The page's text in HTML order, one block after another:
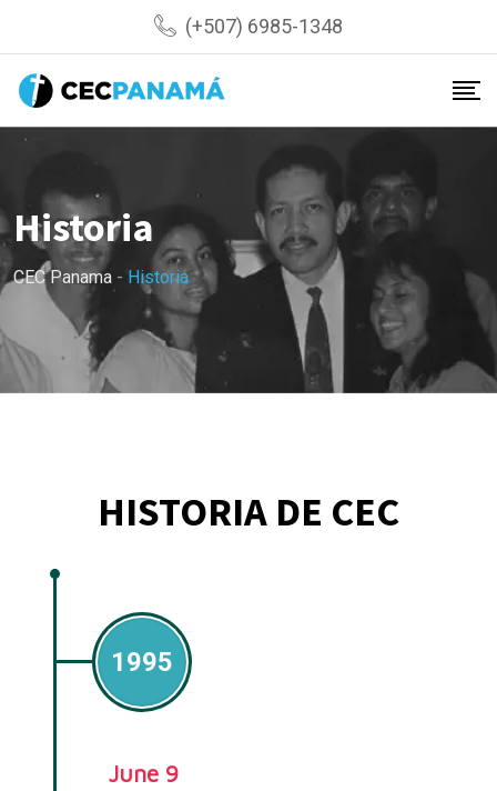
(+507) 6985-1348
Historia
CEC Panama - Historia
HISTORIA DE CEC
1995
June 9